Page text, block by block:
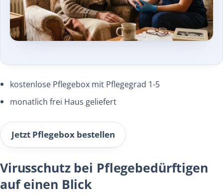
kostenlose Pflegebox mit Pflegegrad 1-5
monatlich frei Haus geliefert
Jetzt Pflegebox bestellen
Virusschutz bei Pflegebedürftigen
auf einen Blick